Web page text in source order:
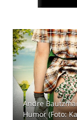
Andre
Humor (Foto: